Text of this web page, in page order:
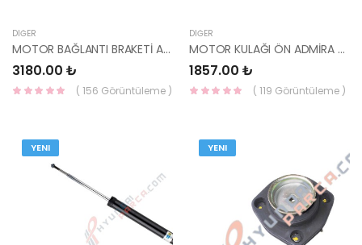
DIĞER
MOTOR BAĞLANTI BRAKETİ ACCENT DİZEL 03-05 21670-27500 HMC
3180.00 ₺
( 156 Görüntüleme )
DIĞER
MOTOR KULAĞI ÖN ADMİRA BENZİNLİ 03-06 21910-25450 HMC
1857.00 ₺
( 119 Görüntüleme )
YENI YENI